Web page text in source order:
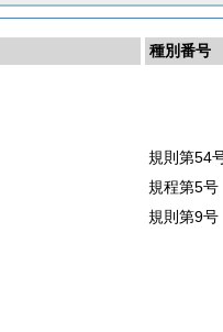
種別番号
規則第54
規程第5号
規則第9号